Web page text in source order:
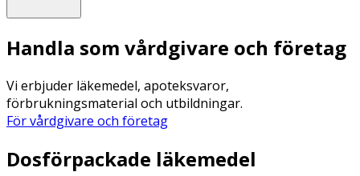
Handla som vårdgivare och företag
Vi erbjuder läkemedel, apoteksvaror,
förbrukningsmaterial och utbildningar.
För vårdgivare och företag
Dosförpackade läkemedel